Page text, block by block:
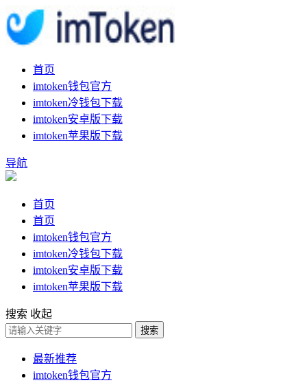
首页
imtoken钱包官方
imtoken冷钱包下载
imtoken安卓版下载
imtoken苹果版下载
导航
首页
首页
imtoken钱包官方
imtoken冷钱包下载
imtoken安卓版下载
imtoken苹果版下载
搜索 收起
搜索
最新推荐
imtoken钱包官方